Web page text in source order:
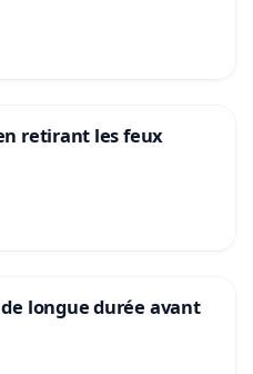
retirant les feux
longue durée avant